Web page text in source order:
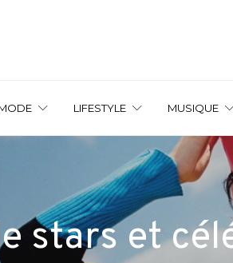
LIFESTYLE MUSIQUE
stars et